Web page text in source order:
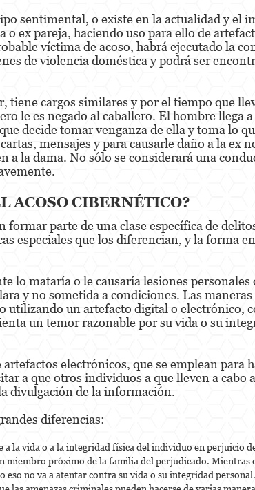
sentimental, o existe en la actualidad y el
ex pareja, haciendo uso para ello de
víctima de acoso, habrá ejecutado la
de violencia doméstica y podrá ser
tiene cargos similares y por el tiempo que
le es negado al caballero. El hombre llega
decide tomar venganza de ella y toma lo
mensajes y para causarle daño a la ex
a la dama. No sólo se considerará una
ACOSO CIBERNÉTICO?
parte de una clase específica de
especiales que los diferencian, y la forma
lo mataría o le causaría lesiones personales
y no sometida a condiciones. Las maneras
utilizando un artefacto digital o electrónico,
un temor razonable por su vida o su
electrónicos, que se emplean para
a que otros individuos a que lleven a cabo
divulgación de la información.
diferencias:
la vida o a la integridad física del individuo en perjuicio
miembro próximo de la familia del perjudicado. Mientras
eso no va a atentar contra su vida o su integridad personal.